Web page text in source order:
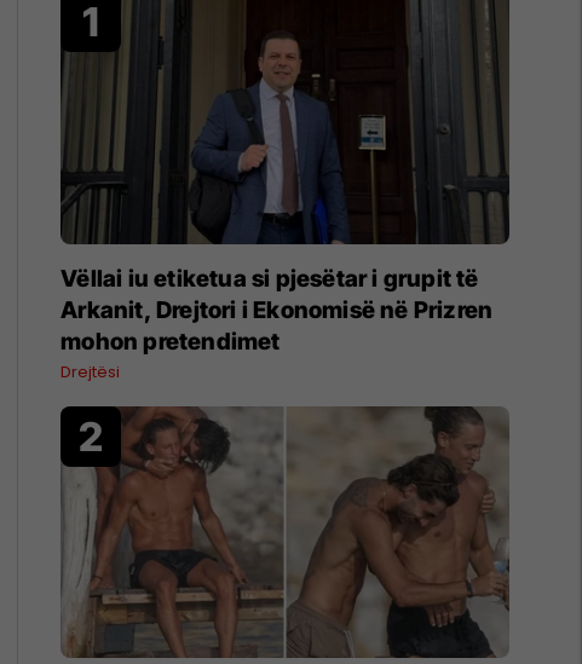
Vëllai iu etiketua si pjesëtar i grupit të
Arkanit, Drejtori i Ekonomisë në Prizren
mohon pretendimet
Drejtësi